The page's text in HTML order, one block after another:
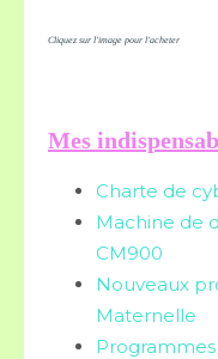
Cliquez sur l'image pour l'acheter
Mes
Charte de
Machine de
CM900
Nouveaux
Maternelle